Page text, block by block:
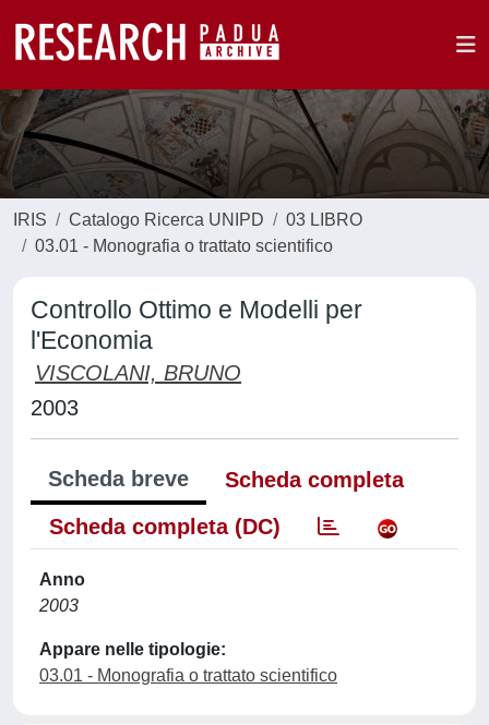
IRIS Catalogo Ricerca UNIPD
03 LIBRO
03.01 - Monografia o trattato scientifico
Controllo Ottimo e Modelli per
l'Economia
VISCOLANI, BRUNO
2003
Scheda breve
Scheda completa
Scheda completa (DC)
Anno
2003
Appare nelle tipologie:
03.01 - Monografia o trattato scientifico